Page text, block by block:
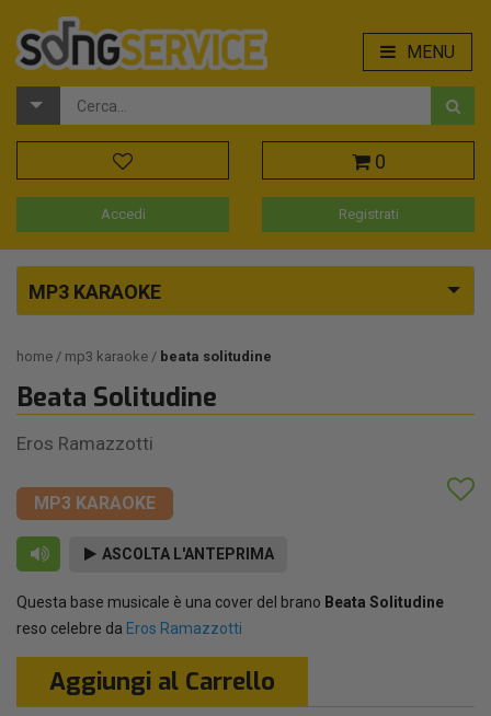
MENU
0
Accedi Registrati
MP3 KARAOKE
home mp3 karaoke beata solitudine
Beata Solitudine
Eros Ramazzotti
MP3 KARAOKE
ASCOLTA L'ANTEPRIMA
Questa base musicale è una cover del brano Beata Solitudine
reso celebre da Eros Ramazzotti
Aggiungi al Carrello